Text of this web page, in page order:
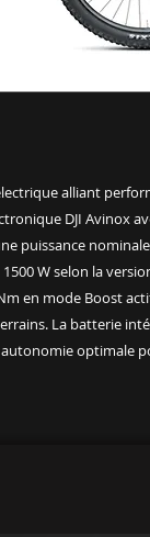
alliant
DJI Avinox
puissance
W selon la
en mode Boost
La batterie
autonomie optimale